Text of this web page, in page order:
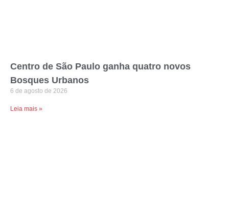
Centro de São Paulo ganha quatro novos
Bosques Urbanos
6 de agosto de 2026
Leia mais »